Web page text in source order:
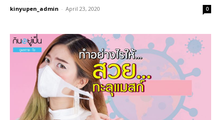
kinyupen_admin - April 23, 2020 0